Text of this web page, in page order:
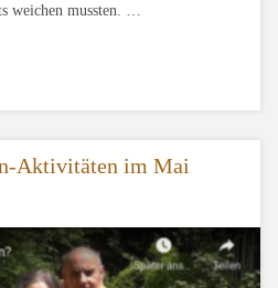
weichen mussten. …
Aktivitäten im Mai